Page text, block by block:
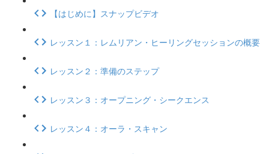
【はじめに】スナップビデオ
レッスン１：レムリアン・ヒーリングセッションの概要
レッスン２：準備のステップ
レッスン３：オープニング・シークエンス
レッスン４：オーラ・スキャン